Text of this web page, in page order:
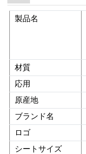
製品名
材質
応用
原産地
ブランド名
ロゴ
シートサイズ